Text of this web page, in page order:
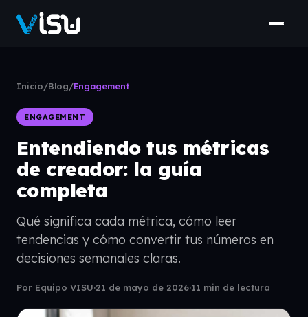
Inicio/Blog/Engagement
ENGAGEMENT
Entendiendo tus métricas
de creador: la guía
completa
Qué significa cada métrica, cómo leer
tendencias y cómo convertir tus números en
decisiones semanales claras.
Por Equipo VISU·21 de mayo de 2026·11 min de lectura